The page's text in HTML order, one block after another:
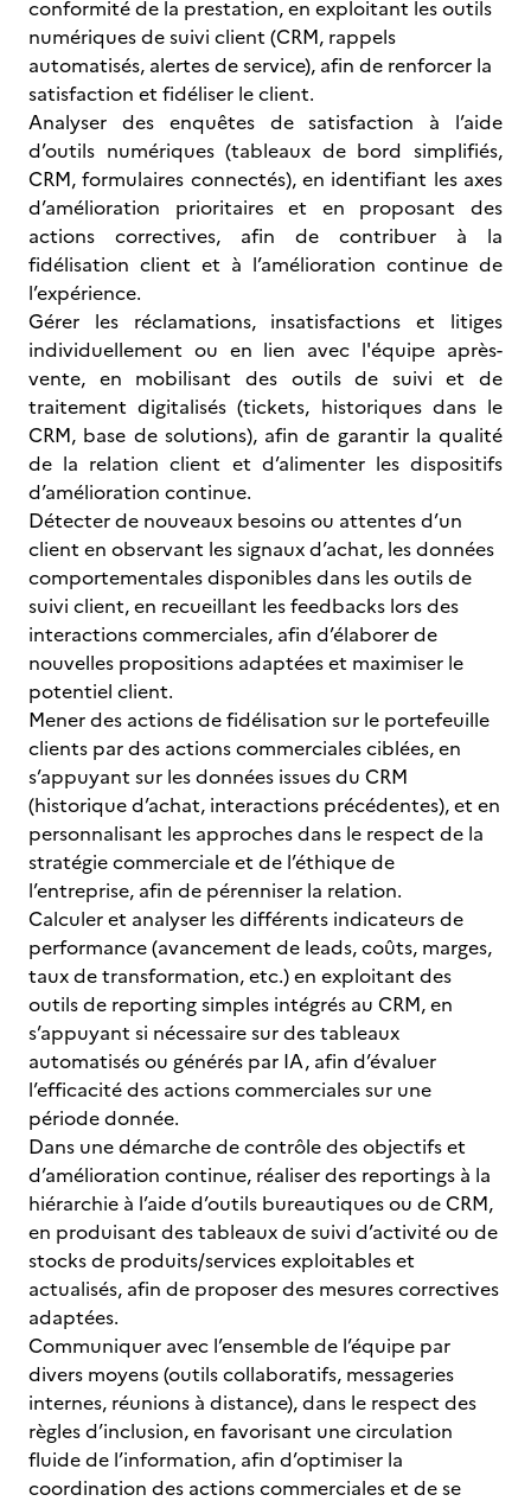
conformité de la prestation, en exploitant les outils
numériques de suivi client (CRM, rappels
automatisés, alertes de service), afin de renforcer la
satisfaction et fidéliser le client.
Analyser des enquêtes de satisfaction à l’aide
d’outils numériques (tableaux de bord simplifiés,
CRM, formulaires connectés), en identifiant les axes
d’amélioration prioritaires et en proposant des
actions correctives, afin de contribuer à la
fidélisation client et à l’amélioration continue de
l’expérience.
Gérer les réclamations, insatisfactions et litiges
individuellement ou en lien avec l'équipe après-
vente, en mobilisant des outils de suivi et de
traitement digitalisés (tickets, historiques dans le
CRM, base de solutions), afin de garantir la qualité
de la relation client et d’alimenter les dispositifs
d’amélioration continue.
Détecter de nouveaux besoins ou attentes d’un
client en observant les signaux d’achat, les données
comportementales disponibles dans les outils de
suivi client, en recueillant les feedbacks lors des
interactions commerciales, afin d’élaborer de
nouvelles propositions adaptées et maximiser le
potentiel client.
Mener des actions de fidélisation sur le portefeuille
clients par des actions commerciales ciblées, en
s’appuyant sur les données issues du CRM
(historique d’achat, interactions précédentes), et en
personnalisant les approches dans le respect de la
stratégie commerciale et de l’éthique de
l’entreprise, afin de pérenniser la relation.
Calculer et analyser les différents indicateurs de
performance (avancement de leads, coûts, marges,
taux de transformation, etc.) en exploitant des
outils de reporting simples intégrés au CRM, en
s’appuyant si nécessaire sur des tableaux
automatisés ou générés par IA, afin d’évaluer
l’efficacité des actions commerciales sur une
période donnée.
Dans une démarche de contrôle des objectifs et
d’amélioration continue, réaliser des reportings à la
hiérarchie à l’aide d’outils bureautiques ou de CRM,
en produisant des tableaux de suivi d’activité ou de
stocks de produits/services exploitables et
actualisés, afin de proposer des mesures correctives
adaptées.
Communiquer avec l’ensemble de l’équipe par
divers moyens (outils collaboratifs, messageries
internes, réunions à distance), dans le respect des
règles d’inclusion, en favorisant une circulation
fluide de l’information, afin d’optimiser la
coordination des actions commerciales et de se